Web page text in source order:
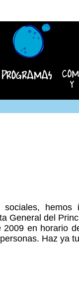
hemos
General del
2009 en horario
Haz ya